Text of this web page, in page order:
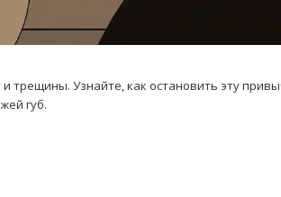
Узнайте, как остановить эту
губ.